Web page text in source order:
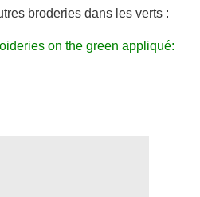
broderies dans les verts :
on the green appliqué: